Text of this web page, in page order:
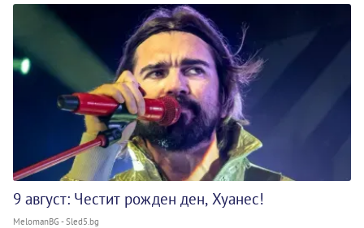
9 август: Честит рожден ден, Хуанес!
MelomanBG - Sled5.bg